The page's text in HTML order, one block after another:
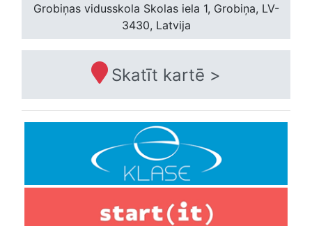
Grobiņas vidusskola Skolas iela 1, Grobiņa, LV-
3430, Latvija
Skatīt kartē >